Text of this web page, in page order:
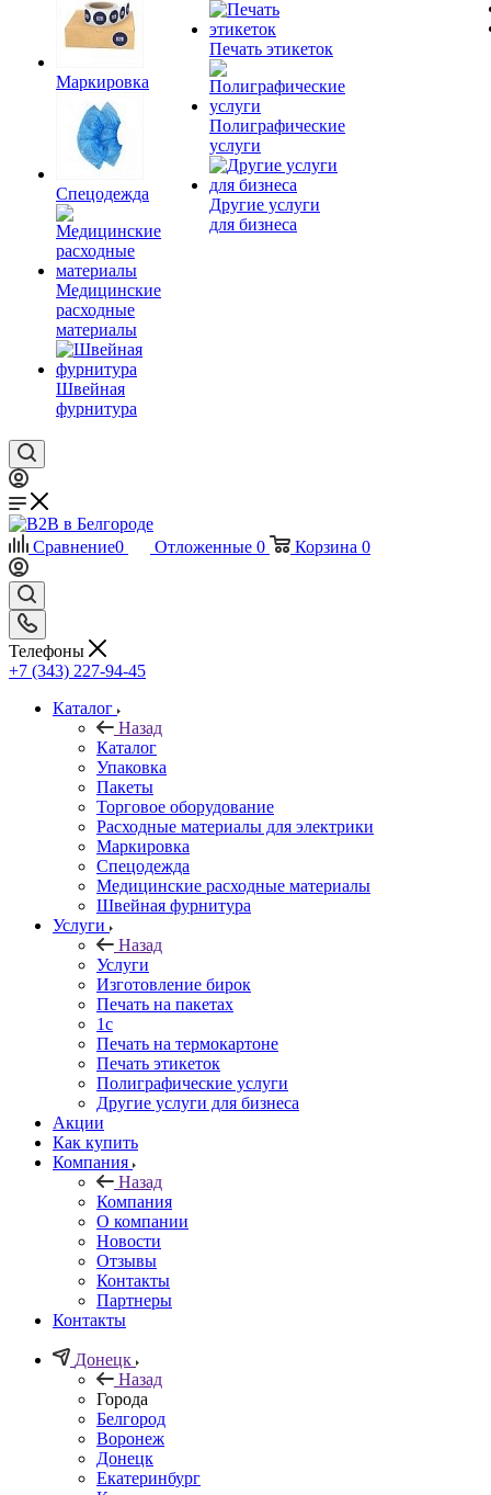
Маркировка
Спецодежда
Медицинские
расходные
материалы
Швейная
фурнитура
Печать этикеток
Полиграфические
услуги
Другие услуги
для бизнеса
Сравнение0 Отложенные 0 Корзина 0
Телефоны
+7 (343) 227-94-45
Каталог
Назад
Каталог
Упаковка
Пакеты
Торговое оборудование
Расходные материалы для электрики
Маркировка
Спецодежда
Медицинские расходные материалы
Швейная фурнитура
Услуги
Назад
Услуги
Изготовление бирок
Печать на пакетах
1c
Печать на термокартоне
Печать этикеток
Полиграфические услуги
Другие услуги для бизнеса
Акции
Как купить
Компания
Назад
Компания
О компании
Новости
Отзывы
Контакты
Партнеры
Контакты
Донецк
Назад
Города
Белгород
Воронеж
Донецк
Екатеринбург